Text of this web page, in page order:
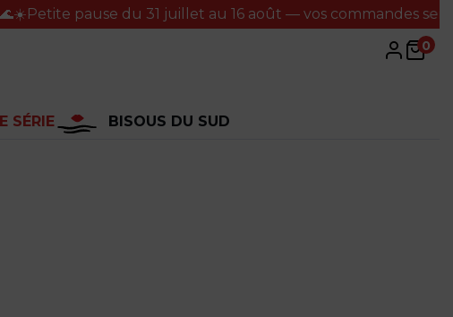
pause du 31 juillet au 16 août — vos commandes seront
0
SÉRIE BISOUS DU SUD